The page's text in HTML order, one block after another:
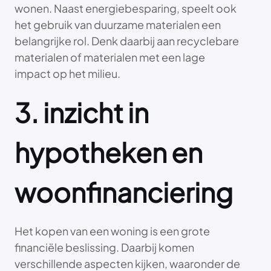
wonen. Naast energiebesparing, speelt ook
het gebruik van duurzame materialen een
belangrijke rol. Denk daarbij aan recyclebare
materialen of materialen met een lage
impact op het milieu.
3. inzicht in
hypotheken en
woonfinanciering
Het kopen van een woning is een grote
financiële beslissing. Daarbij komen
verschillende aspecten kijken, waaronder de